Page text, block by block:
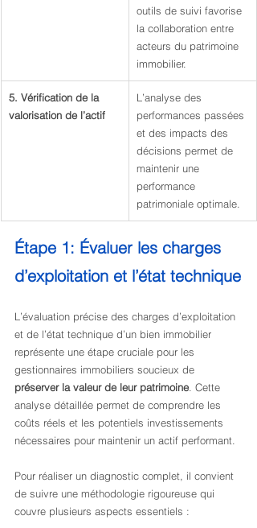
outils de suivi favorise
la collaboration entre
acteurs du patrimoine
immobilier.
5. Vérification de la
valorisation de l’actif
L’analyse des
performances passées
et des impacts des
décisions permet de
maintenir une
performance
patrimoniale optimale.
Étape 1: Évaluer les charges
d’exploitation et l’état technique
L’évaluation précise des charges d’exploitation
et de l’état technique d’un bien immobilier
représente une étape cruciale pour les
gestionnaires immobiliers soucieux de
préserver la valeur de leur patrimoine . Cette
analyse détaillée permet de comprendre les
coûts réels et les potentiels investissements
nécessaires pour maintenir un actif performant.
Pour réaliser un diagnostic complet, il convient
de suivre une méthodologie rigoureuse qui
couvre plusieurs aspects essentiels :